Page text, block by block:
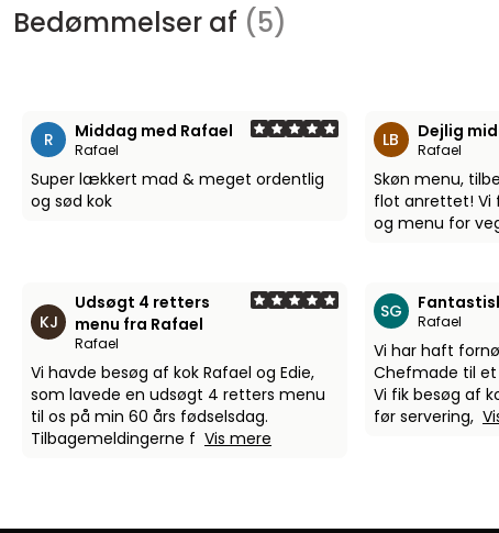
Bedømmelser af (5)
R Middag med Rafael
Rafael
Super lækkert mad & meget ordentlig
og sød kok
LB Dejlig
Rafael
Skøn menu,
flot anrettet! Vi
og menu for
KJ
Udsøgt 4 retters
menu fra Rafael
Rafael
Vi havde besøg af kok Rafael og Edie,
som lavede en udsøgt 4 retters menu
til os på min 60 års fødselsdag.
Tilbagemeldingerne f Vis mere
SG Rafael
Vi har haft
Chefmade til et
Vi fik besøg af
før servering,